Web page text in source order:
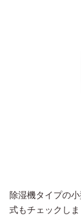
除湿機タイプの
式もチェックしま